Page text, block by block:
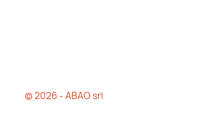
© 2026 - ABAO srl